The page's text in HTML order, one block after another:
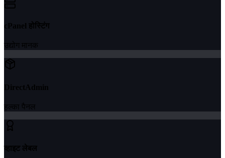
cPanel होस्टिंग
उद्योग मानक
DirectAdmin
हल्का पैनल
व्हाइट लेबल